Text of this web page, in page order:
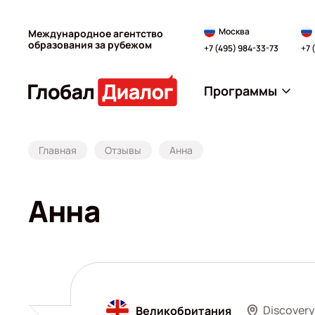
Международное агентство
образования за рубежом
Москва
+7 (495) 984-33-73
+7
Программы
Главная Отзывы Анна
Анна
Великобритания